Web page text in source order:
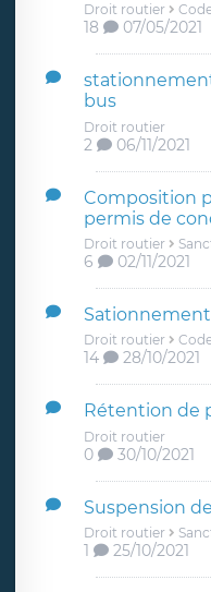
Droit routier
18 07/05/2021
bus
Droit routier
2 06/11/2021
Composition
permis de
Droit routier
6 02/11/2021
Droit routier
14 28/10/2021
Rétention de
Droit routier
0 30/10/2021
Suspension
Droit routier
1 25/10/2021